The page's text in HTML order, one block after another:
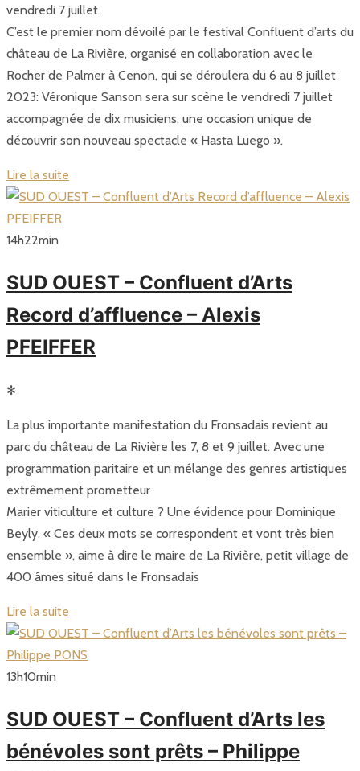
vendredi 7 juillet
C’est le premier nom dévoilé par le festival Confluent d’arts du
château de La Rivière, organisé en collaboration avec le
Rocher de Palmer à Cenon, qui se déroulera du 6 au 8 juillet
2023: Véronique Sanson sera sur scène le vendredi 7 juillet
accompagnée de dix musiciens, une occasion unique de
découvrir son nouveau spectacle « Hasta Luego ».
Lire la suite
14h22min
SUD OUEST – Confluent d’Arts
Record d’affluence – Alexis
PFEIFFER
✻
La plus importante manifestation du Fronsadais revient au
parc du château de La Rivière les 7, 8 et 9 juillet. Avec une
programmation paritaire et un mélange des genres artistiques
extrêmement prometteur
Marier viticulture et culture ? Une évidence pour Dominique
Beyly. « Ces deux mots se correspondent et vont très bien
ensemble », aime à dire le maire de La Rivière, petit village de
400 âmes situé dans le Fronsadais
Lire la suite
13h10min
SUD OUEST – Confluent d’Arts les
bénévoles sont prêts – Philippe